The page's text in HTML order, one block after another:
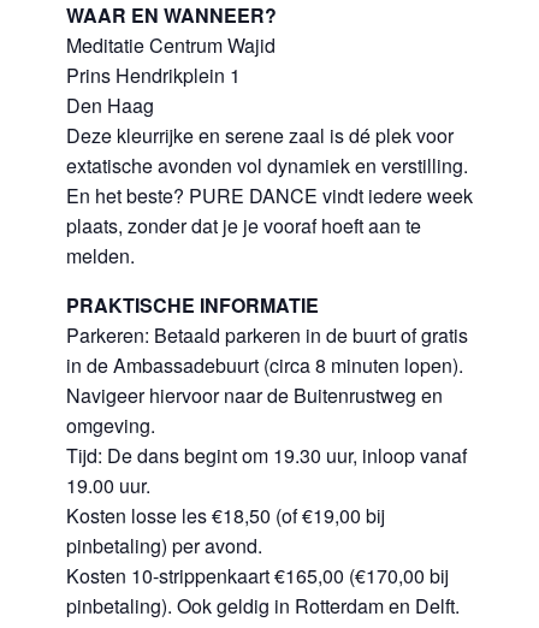
WAAR EN WANNEER?
Meditatie Centrum Wajid
Prins Hendrikplein 1
Den Haag
Deze kleurrijke en serene zaal is dé plek voor
extatische avonden vol dynamiek en verstilling.
En het beste? PURE DANCE vindt iedere week
plaats, zonder dat je je vooraf hoeft aan te
melden.
PRAKTISCHE INFORMATIE
Parkeren: Betaald parkeren in de buurt of gratis
in de Ambassadebuurt (circa 8 minuten lopen).
Navigeer hiervoor naar de Buitenrustweg en
omgeving.
Tijd: De dans begint om 19.30 uur, inloop vanaf
19.00 uur.
Kosten losse les €18,50 (of €19,00 bij
pinbetaling) per avond.
Kosten 10-strippenkaart €165,00 (€170,00 bij
pinbetaling). Ook geldig in Rotterdam en Delft.